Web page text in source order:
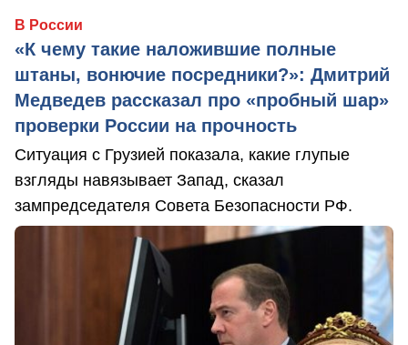
В России
«К чему такие наложившие полные
штаны, вонючие посредники?»: Дмитрий
Медведев рассказал про «пробный шар»
проверки России на прочность
Ситуация с Грузией показала, какие глупые
взгляды навязывает Запад, сказал
зампредседателя Совета Безопасности РФ.